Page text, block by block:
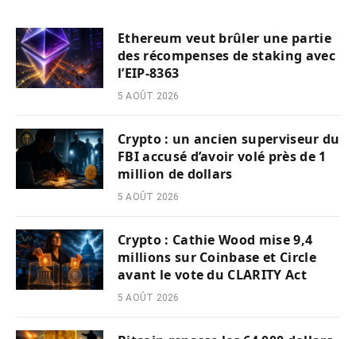
Ethereum veut brûler une partie
des récompenses de staking avec
l’EIP-8363
5 AOÛT 2026
Crypto : un ancien superviseur du
FBI accusé d’avoir volé près de 1
million de dollars
5 AOÛT 2026
Crypto : Cathie Wood mise 9,4
millions sur Coinbase et Circle
avant le vote du CLARITY Act
5 AOÛT 2026